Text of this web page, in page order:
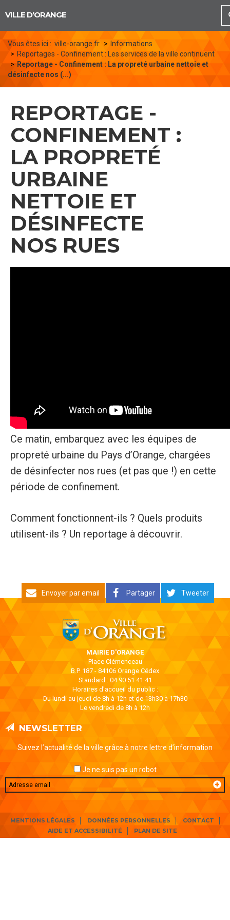
VILLE D'ORANGE
Vous êtes ici : ville-orange.fr
Informations
Reportages - Confinement : Les services de la ville continuent
Reportage - Confinement : La propreté urbaine nettoie et
désinfecte nos (...)
REPORTAGE -
CONFINEMENT :
LA PROPRETÉ
URBAINE
NETTOIE ET
DÉSINFECTE
NOS RUES
Ce matin, embarquez avec les équipes de
propreté urbaine du Pays d’Orange, chargées
de désinfecter nos rues (et pas que !) en cette
période de confinement.
Comment fonctionnent-ils ? Quels produits
utilisent-ils ? Un reportage à découvrir.
Envoyer par email Partager Tweeter
MAIRIE D'ORANGE
Place Clémenceau
B.P. 187 - 84106 Orange Cédex
Standard : 04 90 51 41 41
Horaires d'accueil du public :
Du lundi au jeudi de 8h à 12h et de 13h30 à 17h30
Le vendredi de 8h à 12h
NEWSLETTER
Suivez l’actualité de la ville grâce à notre lettre d’information
Je ne suis pas un robot
Email
MENTIONS LÉGALES DONNÉES PERSONNELLES
CONTACT
AIDE ET ACCESSIBILITÉ
PLAN DE SITE